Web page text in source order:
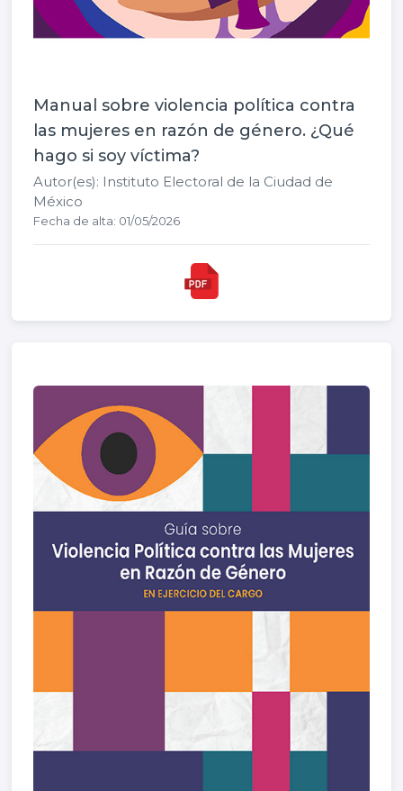
Manual sobre violencia política contra
las mujeres en razón de género. ¿Qué
hago si soy víctima?
Autor(es): Instituto Electoral de la Ciudad de
México
Fecha de alta: 01/05/2026